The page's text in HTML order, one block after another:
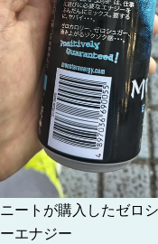
ートが購入したゼロ
エナジー